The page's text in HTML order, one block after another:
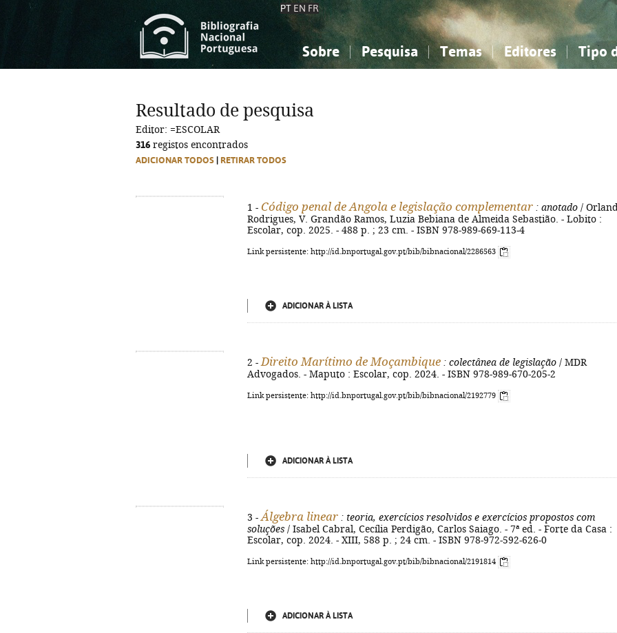
PT EN FR
Sobre Pesquisa Temas
Ciências sociais...
Editores Tipo
Ciências sociais...
Resultado de pesquisa
Editor: =ESCOLAR
316 registos encontrados
ADICIONAR TODOS RETIRAR TODOS
1 - Código penal de Angola e legislação complementar : anotado /
Rodrigues, V. Grandão Ramos, Luzia Bebiana de Almeida Sebastião. - Lobito :
Escolar, cop. 2025. - 488 p. ; 23 cm. - ISBN 978-989-669-113-4
Link persistente: http://id.bnportugal.gov.pt/bib/bibnacional/2286563
ADICIONAR À LISTA
2 - Direito Marítimo de Moçambique : colectânea de legislação / MDR
Advogados. - Maputo : Escolar, cop. 2024. - ISBN 978-989-670-205-2
Link persistente: http://id.bnportugal.gov.pt/bib/bibnacional/2192779
ADICIONAR À LISTA
3 - Álgebra linear : teoria, exercícios resolvidos e exercícios propostos com
soluções / Isabel Cabral, Cecília Perdigão, Carlos Saiago. - 7ª ed. - Forte da Casa :
Escolar, cop. 2024. - XIII, 588 p. ; 24 cm. - ISBN 978-972-592-626-0
Link persistente: http://id.bnportugal.gov.pt/bib/bibnacional/2191814
ADICIONAR À LISTA